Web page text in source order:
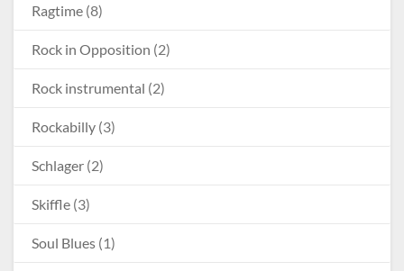
Ragtime (8)
Rock in Opposition (2)
Rock instrumental (2)
Rockabilly (3)
Schlager (2)
Skiffle (3)
Soul Blues (1)